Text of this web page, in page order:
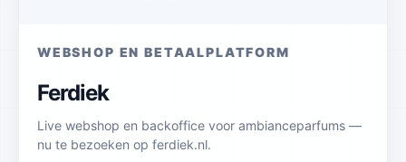
WEBSHOP EN BETAALPLATFORM
Ferdiek
Live webshop en backoffice voor ambianceparfums —
nu te bezoeken op ferdiek.nl.